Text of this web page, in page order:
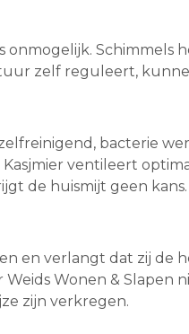
onmogelijk.
zelf reguleert,
bacterie
ventileert
de huismijt geen kans.
en verlangt dat zij
Wonen & Slapen
zijn verkregen.